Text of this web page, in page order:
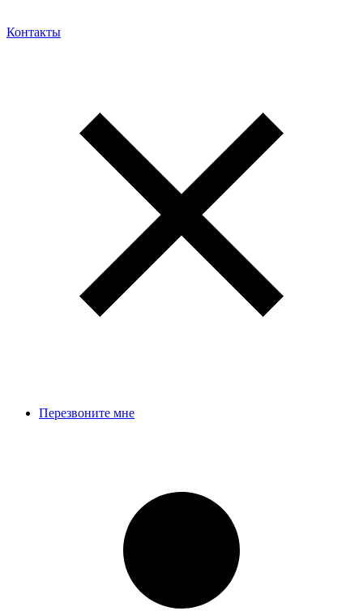
Контакты
Перезвоните мне